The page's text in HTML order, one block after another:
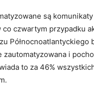
są
co czwartym przypadku
Północnoatlantyckiego
i
to za 46%